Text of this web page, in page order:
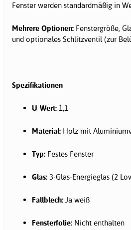
Fenster werden standardmäßig in
Mehrere Optionen: Fenstergröße,
und optionales Schlitzventil (zur
Spezifikationen
U-Wert: 1,1
Material: Holz mit
Typ: Festes Fenster
Glas: 3-Glas-Energieglas (2
Fallblech: Ja weiß
Fensterfolie: Nicht enthalten